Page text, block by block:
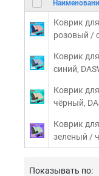
Коврик
розовый /
Коврик
синий,
Коврик
чёрный,
Коврик
зеленый /
Показывать по: